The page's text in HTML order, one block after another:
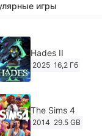
игры
Hades II
2025 16,2 Гб
The Sims 4
2014 29.5 GB